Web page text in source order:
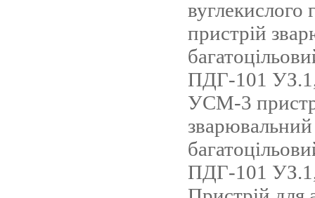
пристрій
ПДГ-101
УСМ-3
зварювальний
ПДГ-101